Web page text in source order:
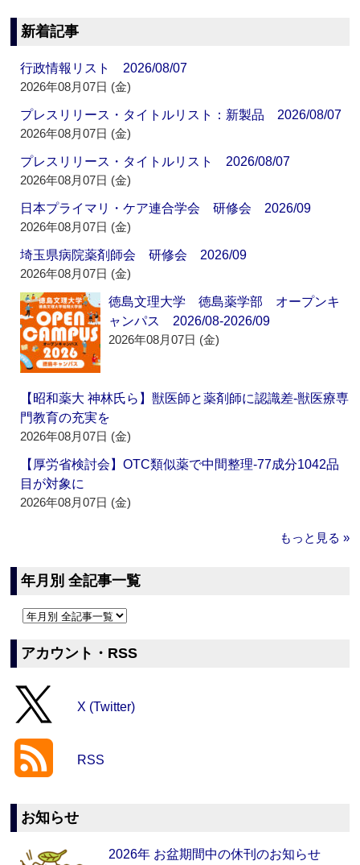
新着記事
行政情報リスト 2026/08/07
2026年08月07日 (金)
プレスリリース・タイトルリスト：新製品 2026/08/07
2026年08月07日 (金)
プレスリリース・タイトルリスト 2026/08/07
2026年08月07日 (金)
日本プライマリ・ケア連合学会 研修会 2026/09
2026年08月07日 (金)
埼玉県病院薬剤師会 研修会 2026/09
2026年08月07日 (金)
徳島文理大学 徳島薬学部 オープンキ
ャンパス 2026/08-2026/09
2026年08月07日 (金)
【昭和薬大 神林氏ら】獣医師と薬剤師に認識差‐獣医療専
門教育の充実を
2026年08月07日 (金)
【厚労省検討会】OTC類似薬で中間整理‐77成分1042品
目が対象に
2026年08月07日 (金)
もっと見る »
年月別 全記事一覧
アカウント・RSS
X (Twitter)
RSS
お知らせ
2026年 お盆期間中の休刊のお知らせ